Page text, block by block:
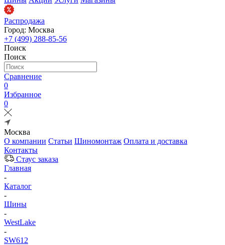
Распродажа
Город: Москва
+7 (499) 288-85-56
Поиск
Поиск
Сравнение
0
Избранное
0
Москва
О компании Статьи Шиномонтаж Оплата и доставка
Контакты
Стаус заказа
Главная
-
Каталог
-
Шины
-
WestLake
-
SW612